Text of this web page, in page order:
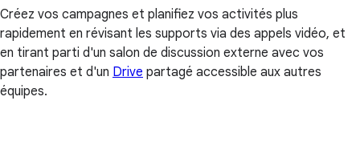
Créez vos campagnes et planifiez vos activités plus
rapidement en révisant les supports via des appels vidéo, et
en tirant parti d'un salon de discussion externe avec vos
partenaires et d'un Drive partagé accessible aux autres
équipes.